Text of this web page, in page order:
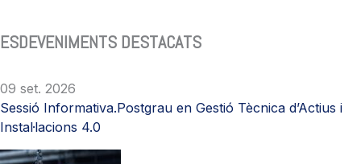
ESDEVENIMENTS DESTACATS
09 set. 2026
Sessió Informativa.Postgrau en Gestió Tècnica d’Actius i
Instal·lacions 4.0